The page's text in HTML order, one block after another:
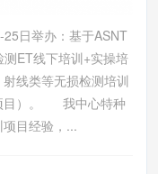
日举办：基于ASNT
ET线下培训+实操培
线类等无损检测培训
目）。 我中心特种
目经验，...